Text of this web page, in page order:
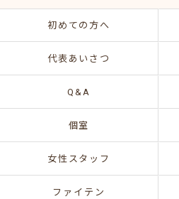
初めての方へ
代表あいさつ
Q&A
個室
女性スタッフ
ファイテン